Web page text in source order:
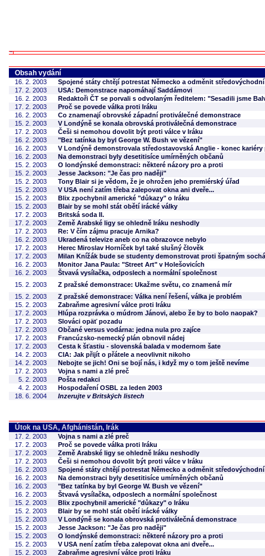
Obsah vydání
16. 2. 2003
Spojené státy chtějí potrestat Německo a odměnit
17. 2. 2003
USA: Demonstrace napomáhají Saddámovi
16. 2. 2003
Redaktoři ČT se porvali s odvolaným ředitelem: "Sesadili jsme
17. 2. 2003
Proč se povede válka proti Iráku
16. 2. 2003
Co znamenají obrovské západní protiválečné demonstrace
15. 2. 2003
V Londýně se konala obrovská protiválečná demonstrace
17. 2. 2003
Češi si nemohou dovolit být proti válce v Iráku
16. 2. 2003
"Bez tatínka by byl George W. Bush ve vězení"
16. 2. 2003
V Londýně demonstrovala středostavovská Anglie - konec kariéry
16. 2. 2003
Na demonstraci byly desetitisíce umírněných občanů
15. 2. 2003
O londýnské demonstraci: některé názory pro a proti
15. 2. 2003
Jesse Jackson: "Je čas pro naději"
15. 2. 2003
Tony Blair si je vědom, že je ohrožen jeho premiérský úřad
15. 2. 2003
V USA není zatím třeba zalepovat okna ani dveře...
15. 2. 2003
Blix zpochybnil americké "důkazy" o Iráku
15. 2. 2003
Blair by se mohl stát obětí irácké války
17. 2. 2003
Britská soda II.
17. 2. 2003
Země Arabské ligy se ohledně Iráku neshodly
17. 2. 2003
Re: V čím zájmu pracuje Arnika?
16. 2. 2003
Ukradená televize aneb co na obrazovce nebylo
17. 2. 2003
Herec Miroslav Horníček byl také slušný člověk
17. 2. 2003
Milan Knížák bude se studenty demonstrovat proti špatným
16. 2. 2003
Monitor Jana Paula: "Street Art" v Holešovicích
16. 2. 2003
Štvavá vysílačka, odposlech a normální společnost
15. 2. 2003
Z pražské demonstrace: Ukažme světu, co znamená mír
15. 2. 2003
Z pražské demonstrace: Válka není řešení, válka je problém
15. 2. 2003
Zabraňme agresivní válce proti Iráku
17. 2. 2003
Hlúpa rozprávka o múdrom Jánovi, alebo že by to bolo naopak?
17. 2. 2003
Slováci opäť pozadu
17. 2. 2003
Občané versus vodárna: jedna nula pro zajíce
17. 2. 2003
Francúzsko-nemecký plán obnovil nádej
17. 2. 2003
Cesta k šťastiu - slovenská balada v modernom šate
14. 2. 2003
CIA: Jak přijít o přátele a neovlivnit nikoho
14. 2. 2003
Nebojte se jich! Oni se bojí nás, i když my o tom ještě nevíme
17. 2. 2003
Vojna s nami a zlé preč
5. 2. 2003
Pošta redakci
4. 2. 2003
Hospodaření OSBL za leden 2003
18. 6. 2004
Inzerujte v Britských listech
Útok na USA, Afghánistán, Irák
17. 2. 2003
Vojna s nami a zlé preč
17. 2. 2003
Proč se povede válka proti Iráku
17. 2. 2003
Země Arabské ligy se ohledně Iráku neshodly
17. 2. 2003
Češi si nemohou dovolit být proti válce v Iráku
16. 2. 2003
Spojené státy chtějí potrestat Německo a odměnit
16. 2. 2003
Na demonstraci byly desetitisíce umírněných občanů
16. 2. 2003
"Bez tatínka by byl George W. Bush ve vězení"
16. 2. 2003
Štvavá vysílačka, odposlech a normální společnost
15. 2. 2003
Blix zpochybnil americké "důkazy" o Iráku
15. 2. 2003
Blair by se mohl stát obětí irácké války
15. 2. 2003
V Londýně se konala obrovská protiválečná demonstrace
15. 2. 2003
Jesse Jackson: "Je čas pro naději"
15. 2. 2003
O londýnské demonstraci: některé názory pro a proti
15. 2. 2003
V USA není zatím třeba zalepovat okna ani dveře...
15. 2. 2003
Zabraňme agresivní válce proti Iráku